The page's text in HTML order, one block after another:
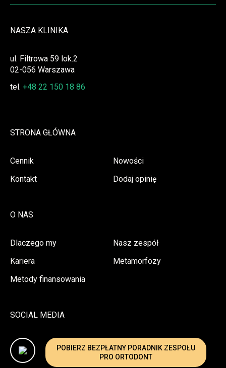
NASZA KLINIKA
ul. Filtrowa 59 lok.2
02-056 Warszawa
tel. +48 22 150 18 86
STRONA GŁÓWNA
Cennik
Nowości
Kontakt
Dodaj opinię
O NAS
Dlaczego my
Nasz zespół
Kariera
Metamorfozy
Metody finansowania
SOCIAL MEDIA
POBIERZ BEZPŁATNY PORADNIK ZESPOŁU
PRO ORTODONT